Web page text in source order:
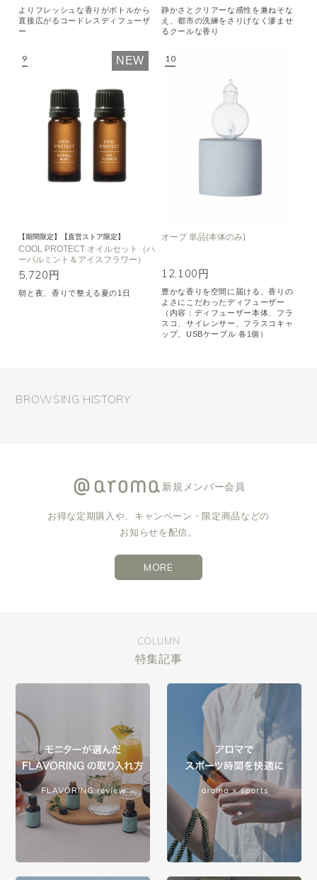
よりフレッシュな香りがボトルから
直接広がるコードレスディフューザ
ー
静かさとクリアーな感性を兼ねそな
え、都市の洗練をさりげなく滲ませ
るクールな香り
NEW
【期間限定】【直営ストア限定】
COOL PROTECT オイルセット（ハ
ーバルミント＆アイスフラワー）
5,720円
朝と夜、香りで整える夏の1日
オーブ 単品(本体のみ)
12,100円
豊かな香りを空間に届ける、香りの
よさにこだわったディフューザー
（内容：ディフューザー本体、フラ
スコ、サイレンサー、フラスコキャ
ップ、USBケーブル 各1個）
BROWSING HISTORY
新規メンバー会員
お得な定期購入や、キャンペーン・限定商品などの
お知らせを配信。
MORE
COLUMN
特集記事